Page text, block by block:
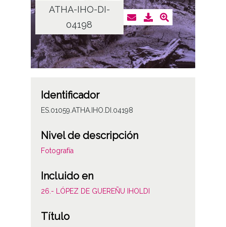
ATHA-IHO-DI-
04198
Identificador
ES.01059.ATHA.IHO.DI.04198
Nivel de descripción
Fotografía
Incluido en
26.- LÓPEZ DE GUEREÑU IHOLDI
Título